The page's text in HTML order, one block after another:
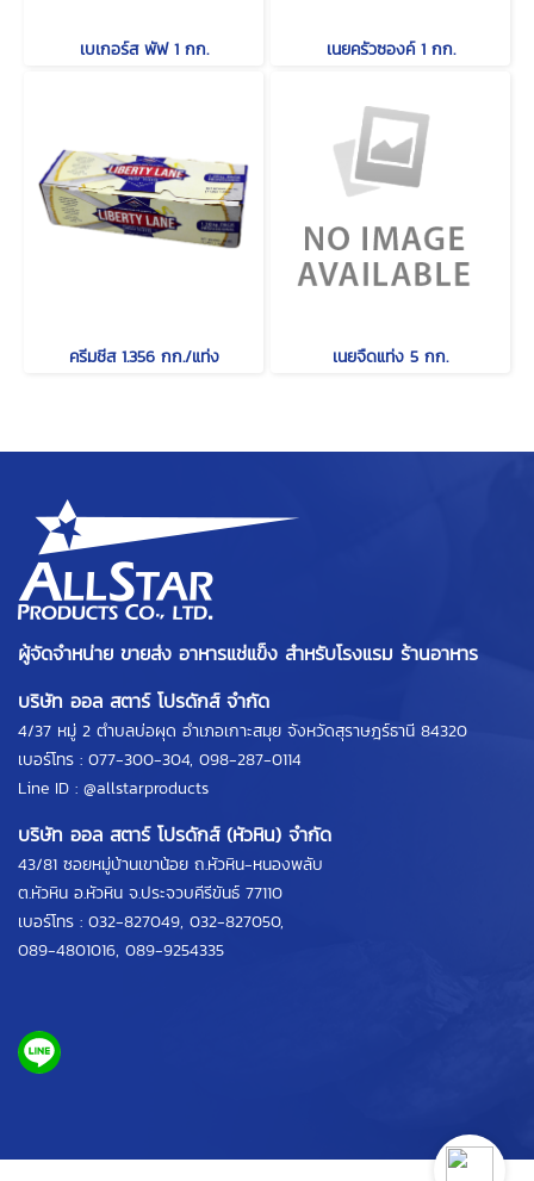
เบเกอร์ส พัฟ 1 กก. เนยครัวซองค์ 1 กก.
ครีมชีส 1.356 กก./แท่ง เนยจืดแท่ง 5 กก.
ผู้จัดจำหน่าย ขายส่ง อาหารแช่แข็ง สำหรับโรงแรม ร้านอาหาร
บริษัท ออล สตาร์ โปรดักส์ จำกัด
4/37 หมู่ 2 ตำบลบ่อผุด อำเภอเกาะสมุย จังหวัดสุราษฎร์ธานี 84320
เบอร์โทร : 077-300-304, 098-287-0114
Line ID : @allstarproducts
บริษัท ออล สตาร์ โปรดักส์ (หัวหิน) จำกัด
43/81 ซอยหมู่บ้านเขาน้อย ถ.หัวหิน-หนองพลับ
ต.หัวหิน อ.หัวหิน จ.ประจวบคีรีขันธ์ 77110
เบอร์โทร : 032-827049, 032-827050,
089-4801016, 089-9254335